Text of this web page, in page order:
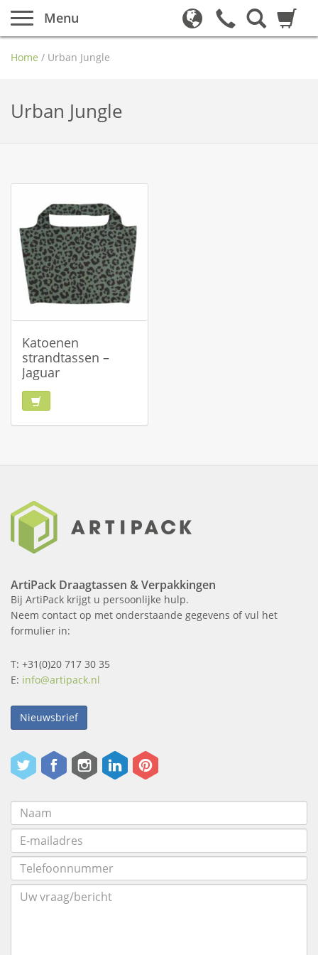
Menu
Home / Urban Jungle
Urban Jungle
Katoenen
strandtassen –
Jaguar
ArtiPack Draagtassen & Verpakkingen
Bij ArtiPack krijgt u persoonlijke hulp.
Neem contact op met onderstaande gegevens of vul het
formulier in:
T: +31(0)20 717 30 35
E: info@artipack.nl
Nieuwsbrief